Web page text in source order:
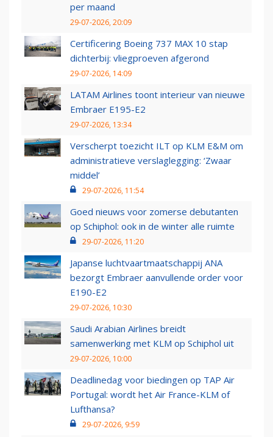
per maand
29-07-2026, 20:09
Certificering Boeing 737 MAX 10 stap
dichterbij: vliegproeven afgerond
29-07-2026, 14:09
LATAM Airlines toont interieur van nieuwe
Embraer E195-E2
29-07-2026, 13:34
Verscherpt toezicht ILT op KLM E&M om
administratieve verslaglegging: ‘Zwaar
middel’
29-07-2026, 11:54
Goed nieuws voor zomerse debutanten
op Schiphol: ook in de winter alle ruimte
29-07-2026, 11:20
Japanse luchtvaartmaatschappij ANA
bezorgt Embraer aanvullende order voor
E190-E2
29-07-2026, 10:30
Saudi Arabian Airlines breidt
samenwerking met KLM op Schiphol uit
29-07-2026, 10:00
Deadlinedag voor biedingen op TAP Air
Portugal: wordt het Air France-KLM of
Lufthansa?
29-07-2026, 9:59